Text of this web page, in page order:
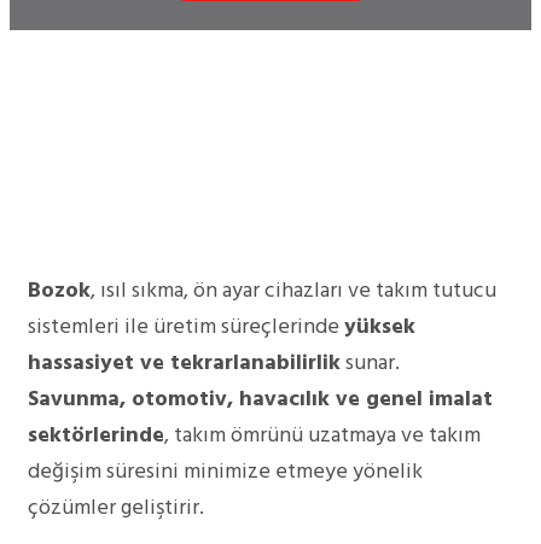
Bozok, ısıl sıkma, ön ayar cihazları ve takım tutucu
sistemleri ile üretim süreçlerindeyüksek
hassasiyet ve tekrarlanabilirliksunar.
Savunma, otomotiv, havacılık ve genel imalat
sektörlerinde, takım ömrünü uzatmaya ve takım
değişim süresini minimize etmeye yönelik
çözümler geliştirir.